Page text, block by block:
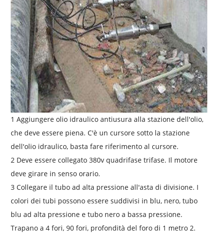
1 Aggiungere olio idraulico antiusura alla stazione dell'olio,
che deve essere piena. C'è un cursore sotto la stazione
dell'olio idraulico, basta fare riferimento al cursore.
2 Deve essere collegato 380v quadrifase trifase. Il motore
deve girare in senso orario.
3 Collegare il tubo ad alta pressione all'asta di divisione. I
colori dei tubi possono essere suddivisi in blu, nero, tubo
blu ad alta pressione e tubo nero a bassa pressione.
Trapano a 4 fori, 90 fori, profondità del foro di 1 metro 2.